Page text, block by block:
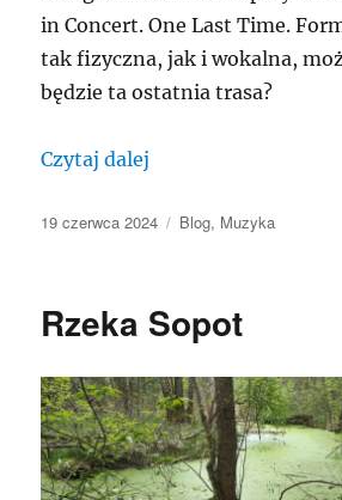
in Concert. One Last Time.
tak fizyczna, jak i wokalna,
będzie ta ostatnia trasa?
Czytaj dalej
Data
19 czerwca 2024 Kategorie
Blog, Muzyka
Rzeka Sopot